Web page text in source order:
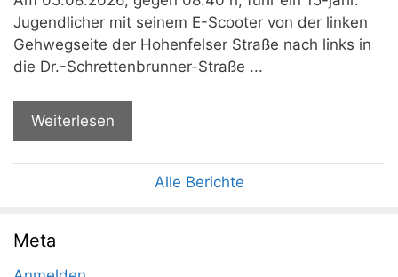
Jugendlicher mit seinem E-Scooter von der linken
Gehwegseite der Hohenfelser Straße nach links in
die Dr.-Schrettenbrunner-Straße ...
Weiterlesen
Alle Berichte
Meta